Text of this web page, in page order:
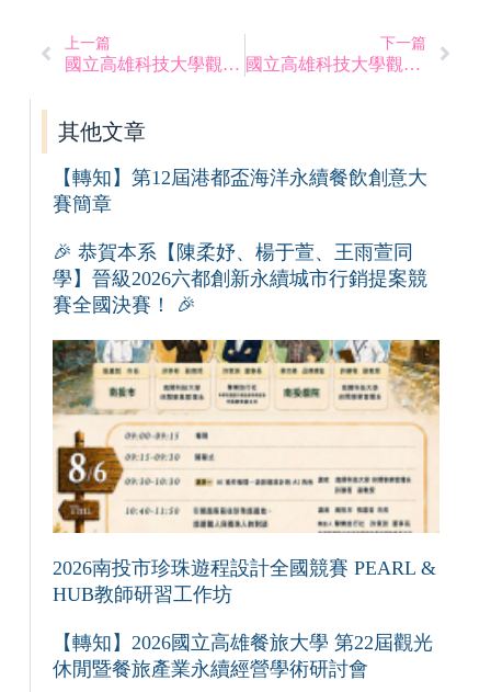
上一篇
國立高雄科技大學觀光管理系 徵求專任教師公告
下一篇
國立高雄科技大學觀光管理系專任助理徵才公告
其他文章
【轉知】第12屆港都盃海洋永續餐飲創意大
賽簡章
🎉 恭賀本系【陳柔妤、楊于萱、王雨萱同
學】晉級2026六都創新永續城市行銷提案競
賽全國決賽！ 🎉
2026南投市珍珠遊程設計全國競賽 PEARL &
HUB教師研習工作坊
【轉知】2026國立高雄餐旅大學 第22屆觀光
休閒暨餐旅產業永續經營學術研討會